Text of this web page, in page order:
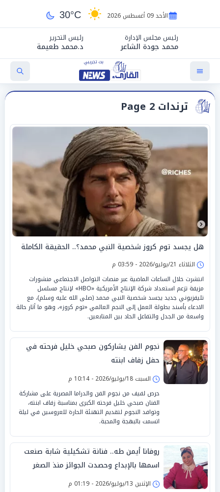
الأحد 09 أغسطس 2026 30°C
رئيس مجلس الإدارة
محمد جودة الشاعر
رئيس التحرير
د.محمد طعيمة
ترندات Page 2
هل يجسد توم كروز شخصية النبي محمد؟.. الحقيقة الكاملة
الثلاثاء 21/يوليو/2026 - 03:59 م
انتشرت خلال الساعات الماضية عبر منصات التواصل الاجتماعي منشورات
مزيفة تزعم استعداد شركة الإنتاج الأمريكية «HBO» لإنتاج مسلسل
تليفزيوني جديد يجسد شخصية النبي محمد (صلى الله عليه وسلم)، مع
الادعاء بأسند بطولة العمل إلى النجم العالمي «توم كروز»، وهو ما أثار حالة
واسعة من الجدل والتفاعل الحاد بين المتابعين.
نجوم الفن يشاركون صبحي خليل فرحته في
حفل زفاف ابنته
السبت 18/يوليو/2026 - 10:14 م
حرص لفيف من نجوم الفن والدراما المصرية على مشاركة
الفنان صبحي خليل فرحته الكبرى بمناسبة زفاف ابنته،
وتوافد النجوم لتقديم التهنئة الحارة للعروسين في ليلة
اتسمت بالبهجة والمحبة.
روفانا أيمن طه.. فنانة تشكيلية شابة صنعت
اسمها بالإبداع وحصدت الجوائز منذ الصغر
الإثنين 13/يوليو/2026 - 01:19 م